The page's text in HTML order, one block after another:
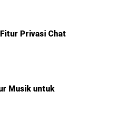
Privasi Chat
Musik untuk